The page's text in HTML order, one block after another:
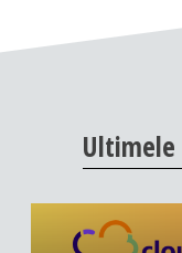
Ultimele